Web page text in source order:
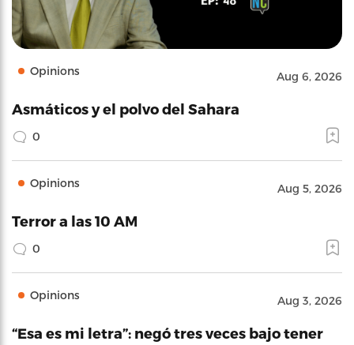
Opinions Aug 6, 2026
Asmáticos y el polvo del Sahara
0
Opinions Aug 5, 2026
Terror a las 10 AM
0
Opinions Aug 3, 2026
“Esa es mi letra”: negó tres veces bajo tener